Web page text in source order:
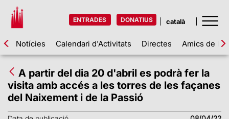
ENTRADES DONATIUS
Notícies Calendari d'Activitats Directes Amics de la
A partir del dia 20 d'abril es podrà fer la
visita amb accés a les torres de les façanes
del Naixement i de la Passió